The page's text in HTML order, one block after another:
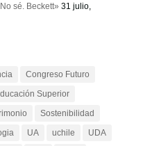
sé. Beckett» 31 julio,
Congreso Futuro
Superior
Sostenibilidad
UA uchile
UDA